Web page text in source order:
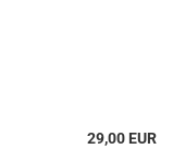
29,00 EUR